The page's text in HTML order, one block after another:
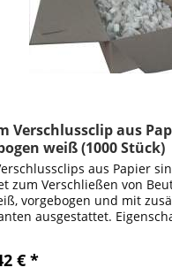
Verschlussclip aus
weiß (1000 Stück)
aus Papier
zum Verschließen von
vorgebogen und mit
ausgestattet.
€ *